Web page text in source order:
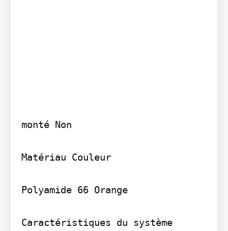
monté Non
Matériau Couleur
Polyamide 66 Orange
Caractéristiques du système